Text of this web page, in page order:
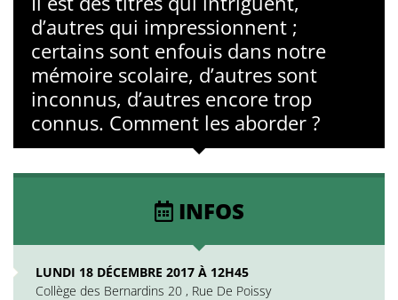
d’autres qui impressionnent ;
certains sont enfouis dans notre
mémoire scolaire, d’autres sont
inconnus, d’autres encore trop
connus. Comment les aborder ?
INFOS
LUNDI 18 DÉCEMBRE 2017 À 12H45
Collège des Bernardins 20 , Rue De Poissy